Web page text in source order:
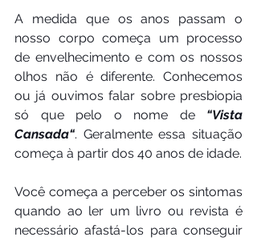
A medida que os anos passam o
nosso corpo começa um processo
de envelhecimento e com os nossos
olhos não é diferente. Conhecemos
ou já ouvimos falar sobre presbiopia
só que pelo o nome de “Vista
Cansada“. Geralmente essa situação
começa à partir dos 40 anos de idade.
Você começa a perceber os sintomas
quando ao ler um livro ou revista é
necessário afastá-los para conseguir